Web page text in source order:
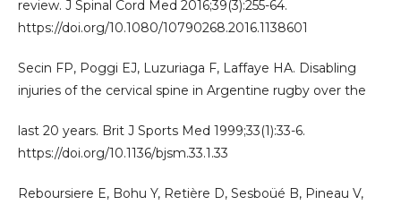
review. J Spinal Cord Med 2016;39(3):255-64.
https://doi.org/10.1080/10790268.2016.1138601
Secin FP, Poggi EJ, Luzuriaga F, Laffaye HA. Disabling
injuries of the cervical spine in Argentine rugby over the
last 20 years. Brit J Sports Med 1999;33(1):33-6.
https://doi.org/10.1136/bjsm.33.1.33
Reboursiere E, Bohu Y, Retière D, Sesboüé B, Pineau V,